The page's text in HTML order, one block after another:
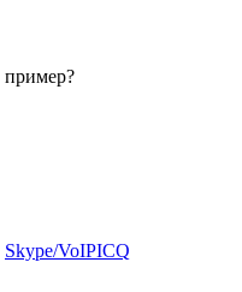
пример?
Skype/VoIPICQ